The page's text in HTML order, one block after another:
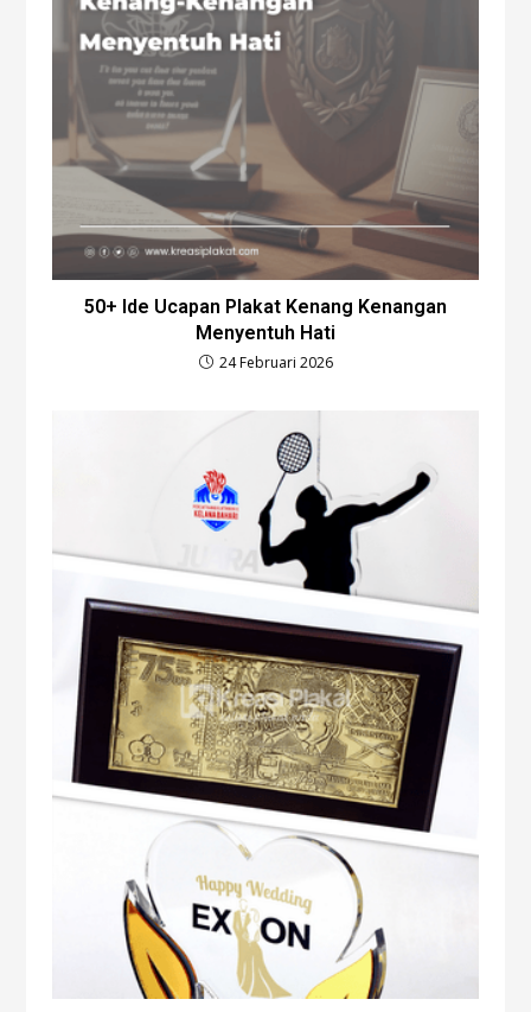
50+ Ide Ucapan Plakat Kenang Kenangan
Menyentuh Hati
24 Februari 2026